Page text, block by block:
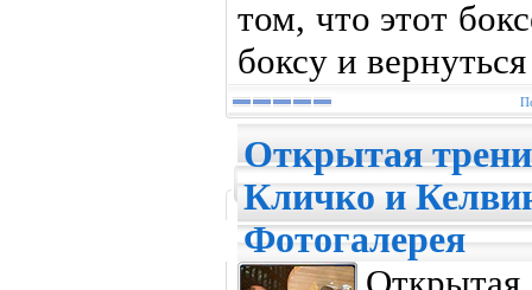
том, что этот
боксу и
Открытая
Кличко и
Фотогалерея